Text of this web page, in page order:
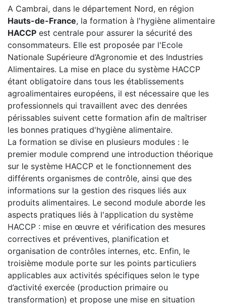
A Cambrai, dans le département Nord, en région
Hauts-de-France, la formation à l'hygiène alimentaire
HACCP est centrale pour assurer la sécurité des
consommateurs. Elle est proposée par l'Ecole
Nationale Supérieure d’Agronomie et des Industries
Alimentaires. La mise en place du système HACCP
étant obligatoire dans tous les établissements
agroalimentaires européens, il est nécessaire que les
professionnels qui travaillent avec des denrées
périssables suivent cette formation afin de maîtriser
les bonnes pratiques d'hygiène alimentaire.
La formation se divise en plusieurs modules : le
premier module comprend une introduction théorique
sur le système HACCP et le fonctionnement des
différents organismes de contrôle, ainsi que des
informations sur la gestion des risques liés aux
produits alimentaires. Le second module aborde les
aspects pratiques liés à l'application du système
HACCP : mise en œuvre et vérification des mesures
correctives et préventives, planification et
organisation de contrôles internes, etc. Enfin, le
troisième module porte sur les points particuliers
applicables aux activités spécifiques selon le type
d’activité exercée (production primaire ou
transformation) et propose une mise en situation